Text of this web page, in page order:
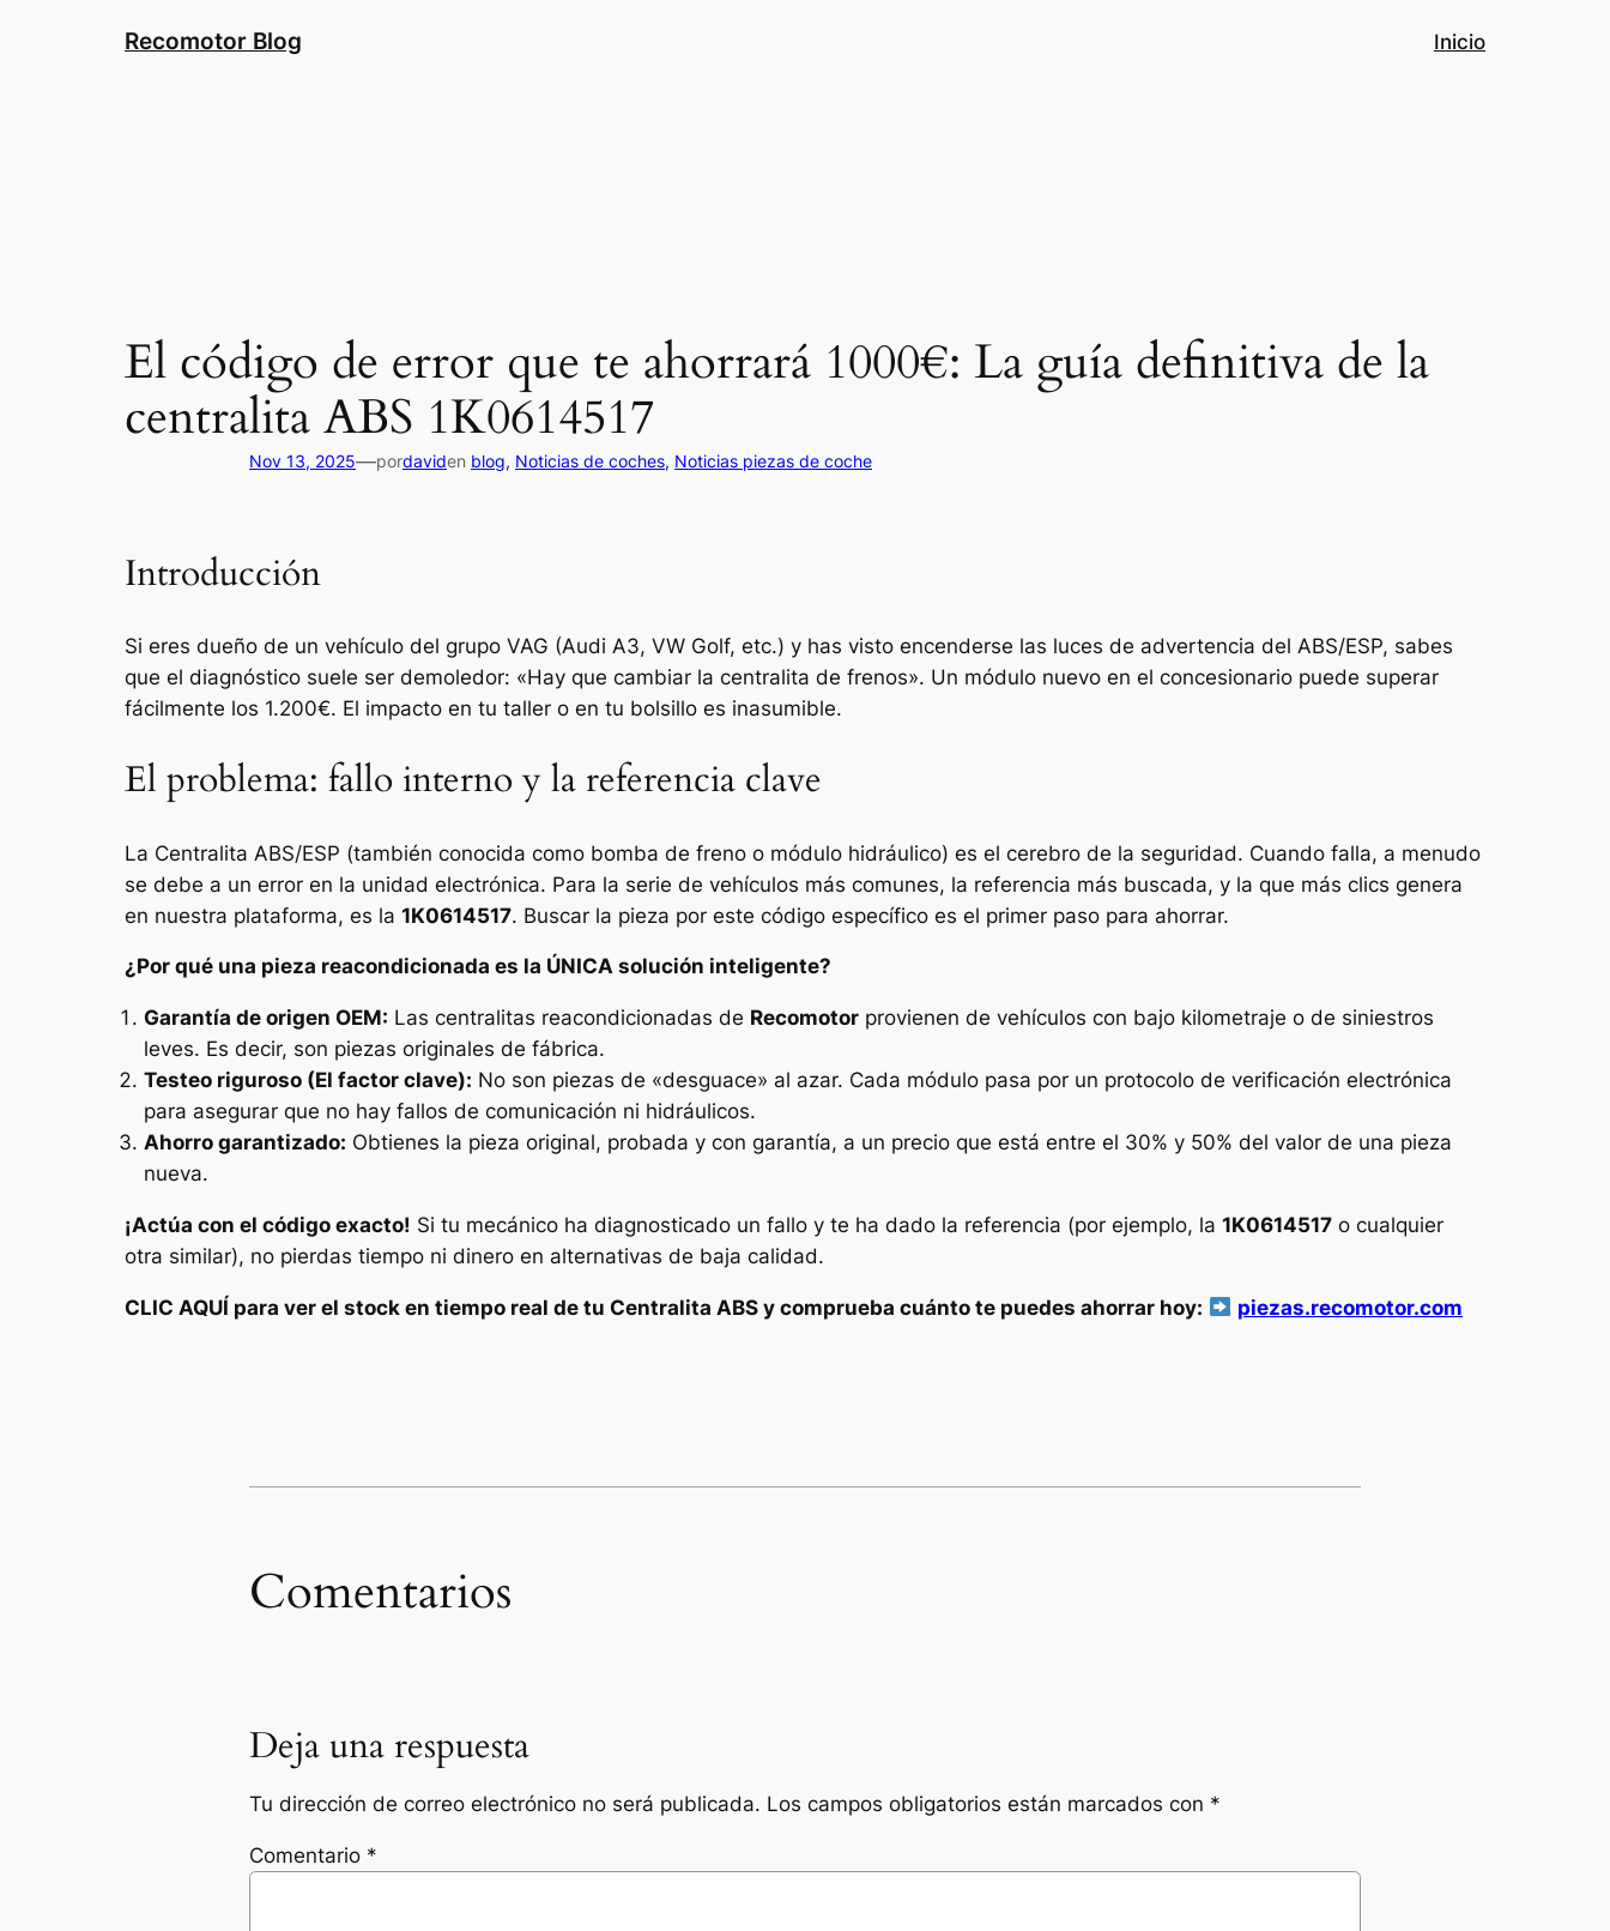
Recomotor Blog Inicio
El código de error que te ahorrará 1000€: La guía definitiva de la
centralita ABS 1K0614517
Nov 13, 2025—pordaviden blog, Noticias de coches, Noticias piezas de coche
Introducción
Si eres dueño de un vehículo del grupo VAG (Audi A3, VW Golf, etc.) y has visto encenderse las luces de advertencia del ABS/ESP, sabes
que el diagnóstico suele ser demoledor: «Hay que cambiar la centralita de frenos». Un módulo nuevo en el concesionario puede superar
fácilmente los 1.200€. El impacto en tu taller o en tu bolsillo es inasumible.
El problema: fallo interno y la referencia clave
La Centralita ABS/ESP (también conocida como bomba de freno o módulo hidráulico) es el cerebro de la seguridad. Cuando falla, a menudo
se debe a un error en la unidad electrónica. Para la serie de vehículos más comunes, la referencia más buscada, y la que más clics genera
en nuestra plataforma, es la 1K0614517. Buscar la pieza por este código específico es el primer paso para ahorrar.
¿Por qué una pieza reacondicionada es la ÚNICA solución inteligente?
Garantía de origen OEM: Las centralitas reacondicionadas de Recomotor provienen de vehículos con bajo kilometraje o de siniestros
leves. Es decir, son piezas originales de fábrica.
Testeo riguroso (El factor clave): No son piezas de «desguace» al azar. Cada módulo pasa por un protocolo de verificación electrónica
para asegurar que no hay fallos de comunicación ni hidráulicos.
Ahorro garantizado: Obtienes la pieza original, probada y con garantía, a un precio que está entre el 30% y 50% del valor de una pieza
nueva.
¡Actúa con el código exacto! Si tu mecánico ha diagnosticado un fallo y te ha dado la referencia (por ejemplo, la 1K0614517 o cualquier
otra similar), no pierdas tiempo ni dinero en alternativas de baja calidad.
CLIC AQUÍ para ver el stock en tiempo real de tu Centralita ABS y comprueba cuánto te puedes ahorrar hoy: piezas.recomotor.com
Comentarios
Deja una respuesta
Tu dirección de correo electrónico no será publicada. Los campos obligatorios están marcados con *
Comentario *